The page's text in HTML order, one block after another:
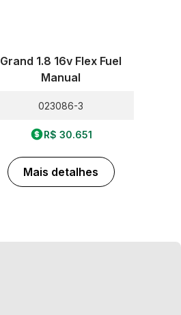
Grand 1.8 16v Flex Fuel
Manual
023086-3
R$ 30.651
Mais detalhes